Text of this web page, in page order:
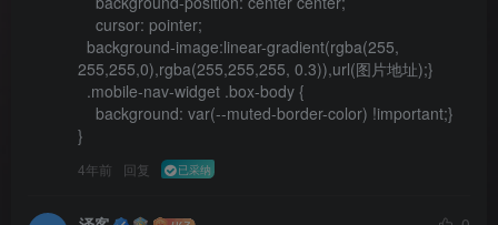
255,255,0),rgba(255,255,255, 0.3)),url(图片地址);}
}
4年前 回复 已采纳